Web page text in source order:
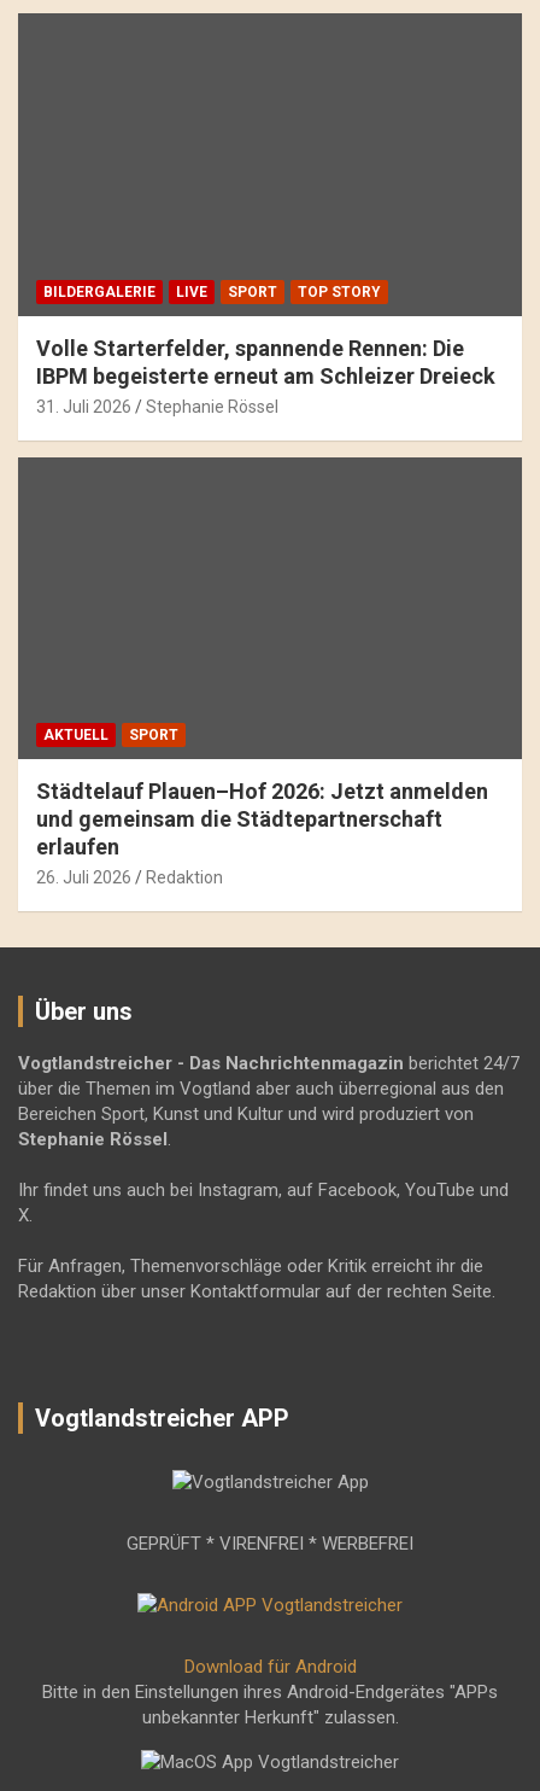
BILDERGALERIE LIVE SPORT TOP STORY
Volle Starterfelder, spannende Rennen: Die
IBPM begeisterte erneut am Schleizer Dreieck
31. Juli 2026 Stephanie Rössel
AKTUELL SPORT
Städtelauf Plauen–Hof 2026: Jetzt anmelden
und gemeinsam die Städtepartnerschaft
erlaufen
26. Juli 2026 Redaktion
Über uns
Vogtlandstreicher - Das Nachrichtenmagazin berichtet 24/7
über die Themen im Vogtland aber auch überregional aus den
Bereichen Sport, Kunst und Kultur und wird produziert von
Stephanie Rössel .
Ihr findet uns auch bei Instagram, auf Facebook, YouTube und
X.
Für Anfragen, Themenvorschläge oder Kritik erreicht ihr die
Redaktion über unser Kontaktformular auf der rechten Seite.
Vogtlandstreicher APP
GEPRÜFT * VIRENFREI * WERBEFREI
Download für Android
Bitte in den Einstellungen ihres Android-Endgerätes "APPs
unbekannter Herkunft" zulassen.